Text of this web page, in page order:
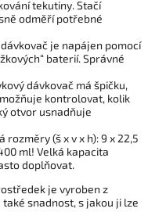
tekutiny. Stačí
odměří potřebné
je napájen pomocí
baterií. Správné
dávkovač má špičku,
kontrolovat, kolik
otvor usnadňuje
rozměry (š x v x h): 9 x 22,5
ml! Velká kapacita
doplňovat.
je vyroben z
snadnost, s jakou ji lze